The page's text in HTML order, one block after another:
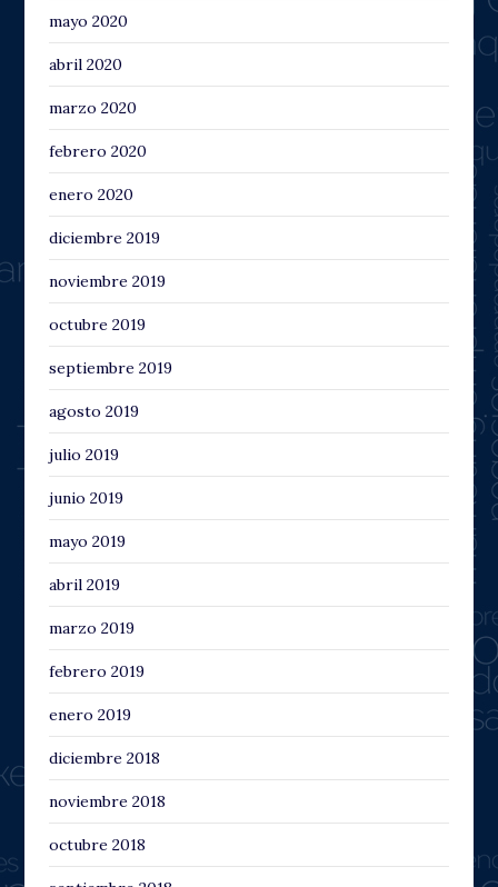
mayo 2020
abril 2020
marzo 2020
febrero 2020
enero 2020
diciembre 2019
noviembre 2019
octubre 2019
septiembre 2019
agosto 2019
julio 2019
junio 2019
mayo 2019
abril 2019
marzo 2019
febrero 2019
enero 2019
diciembre 2018
noviembre 2018
octubre 2018